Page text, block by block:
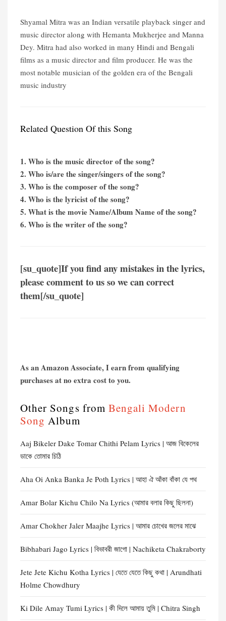
Shyamal Mitra was an Indian versatile playback singer and
music director along with Hemanta Mukherjee and Manna
Dey. Mitra had also worked in many Hindi and Bengali
films as a music director and film producer. He was the
most notable musician of the golden era of the Bengali
music industry
Related Question Of this Song
1. Who is the music director of the song?
2. Who is/are the singer/singers of the song?
3. Who is the composer of the song?
4. Who is the lyricist of the song?
5. What is the movie Name/Album Name of the song?
6. Who is the writer of the song?
[su_quote]If you find any mistakes in the lyrics,
please comment to us so we can correct
them[/su_quote]
As an Amazon Associate, I earn from qualifying
purchases at no extra cost to you.
Other Songs from Bengali Modern
Song Album
Aaj Bikeler Dake Tomar Chithi Pelam Lyrics | আজ বিকেলের
ডাকে তোমার চিঠি
Aha Oi Anka Banka Je Poth Lyrics | আহা ঐ আঁকা বাঁকা যে পথ
Amar Bolar Kichu Chilo Na Lyrics (আমার বলার কিছু ছিলনা)
Amar Chokher Jaler Maajhe Lyrics | আমার চোখের জলের মাঝে
Bibhabari Jago Lyrics | বিভাবরী জাগো | Nachiketa Chakraborty
Jete Jete Kichu Kotha Lyrics | যেতে যেতে কিছু কথা | Arundhati
Holme Chowdhury
Ki Dile Amay Tumi Lyrics | কী দিলে আমায় তুমি | Chitra Singh